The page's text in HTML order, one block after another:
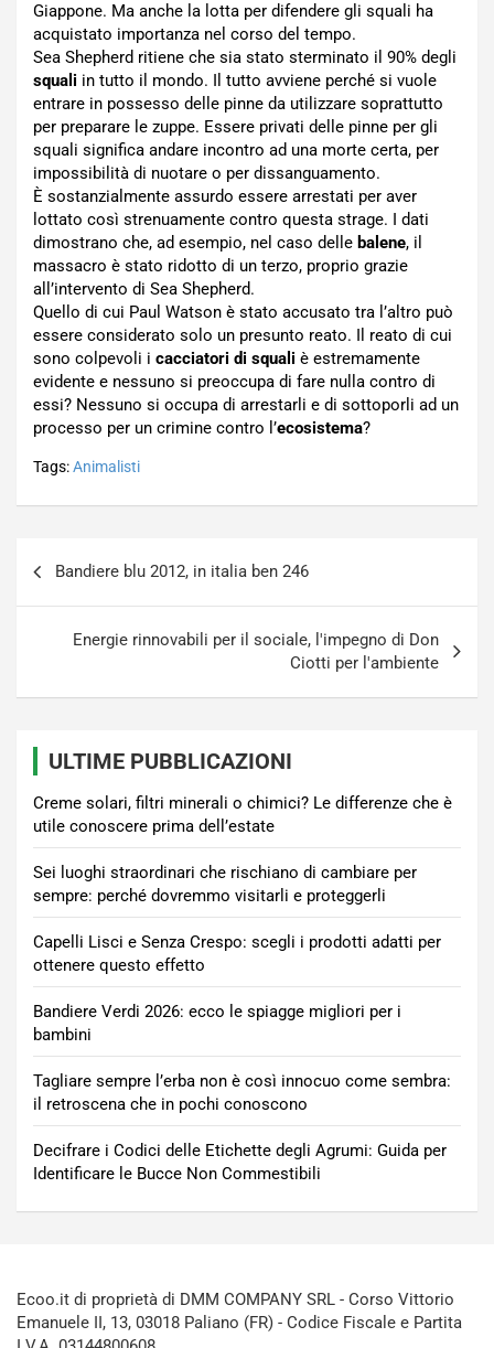
Giappone. Ma anche la lotta per difendere gli squali ha
acquistato importanza nel corso del tempo.
Sea Shepherd ritiene che sia stato sterminato il 90% degli
squali in tutto il mondo. Il tutto avviene perché si vuole
entrare in possesso delle pinne da utilizzare soprattutto
per preparare le zuppe. Essere privati delle pinne per gli
squali significa andare incontro ad una morte certa, per
impossibilità di nuotare o per dissanguamento.
È sostanzialmente assurdo essere arrestati per aver
lottato così strenuamente contro questa strage. I dati
dimostrano che, ad esempio, nel caso delle balene, il
massacro è stato ridotto di un terzo, proprio grazie
all’intervento di Sea Shepherd.
Quello di cui Paul Watson è stato accusato tra l’altro può
essere considerato solo un presunto reato. Il reato di cui
sono colpevoli i cacciatori di squali è estremamente
evidente e nessuno si preoccupa di fare nulla contro di
essi? Nessuno si occupa di arrestarli e di sottoporli ad un
processo per un crimine contro l’ecosistema?
Tags:Animalisti
Bandiere blu 2012, in italia ben 246
Energie rinnovabili per il sociale, l'impegno di Don
Ciotti per l'ambiente
ULTIME PUBBLICAZIONI
Creme solari, filtri minerali o chimici? Le differenze che è
utile conoscere prima dell’estate
Sei luoghi straordinari che rischiano di cambiare per
sempre: perché dovremmo visitarli e proteggerli
Capelli Lisci e Senza Crespo: scegli i prodotti adatti per
ottenere questo effetto
Bandiere Verdi 2026: ecco le spiagge migliori per i
bambini
Tagliare sempre l’erba non è così innocuo come sembra:
il retroscena che in pochi conoscono
Decifrare i Codici delle Etichette degli Agrumi: Guida per
Identificare le Bucce Non Commestibili
Ecoo.it di proprietà di DMM COMPANY SRL - Corso Vittorio
Emanuele II, 13, 03018 Paliano (FR) - Codice Fiscale e Partita